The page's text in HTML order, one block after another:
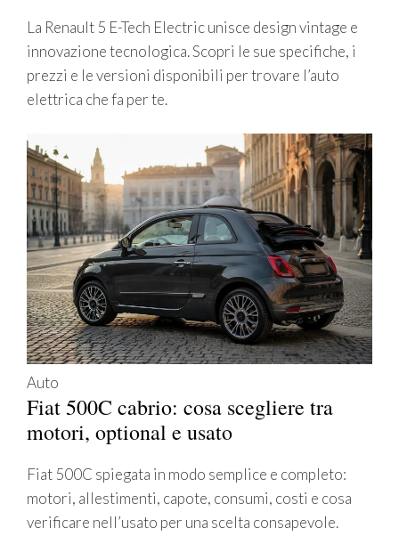
La Renault 5 E-Tech Electric unisce design vintage e
innovazione tecnologica. Scopri le sue specifiche, i
prezzi e le versioni disponibili per trovare l’auto
elettrica che fa per te.
Auto
Fiat 500C cabrio: cosa scegliere tra
motori, optional e usato
Fiat 500C spiegata in modo semplice e completo:
motori, allestimenti, capote, consumi, costi e cosa
verificare nell’usato per una scelta consapevole.